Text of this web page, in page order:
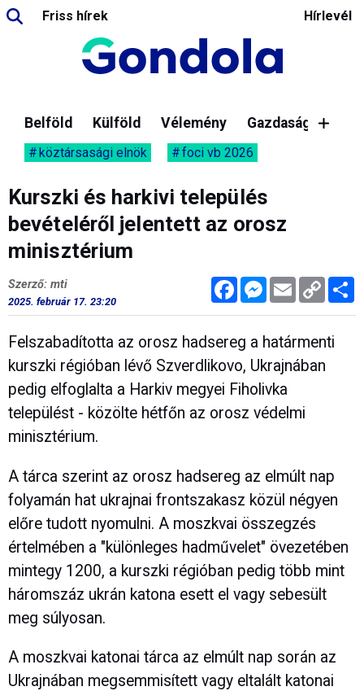
Friss hírek Hírlevél
Belföld Külföld Vélemény Gazdaság
köztársasági elnök foci vb 2026
Kurszki és harkivi település
bevételéről jelentett az orosz
minisztérium
FacebookMessenger
Email Copy
Link
Szerző: mti
2025. február 17. 23:20
Felszabadította az orosz hadsereg a határmenti
kurszki régióban lévő Szverdlikovo, Ukrajnában
pedig elfoglalta a Harkiv megyei Fiholivka
települést - közölte hétfőn az orosz védelmi
minisztérium.
A tárca szerint az orosz hadsereg az elmúlt nap
folyamán hat ukrajnai frontszakasz közül négyen
előre tudott nyomulni. A moszkvai összegzés
értelmében a "különleges hadművelet" övezetében
mintegy 1200, a kurszki régióban pedig több mint
háromszáz ukrán katona esett el vagy sebesült
meg súlyosan.
A moszkvai katonai tárca az elmúlt nap során az
Ukrajnában megsemmisített vagy eltalált katonai